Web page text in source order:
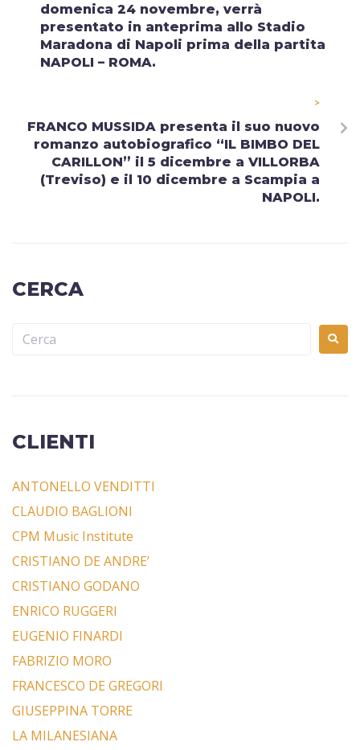
domenica 24 novembre, verrà
presentato in anteprima allo Stadio
Maradona di Napoli prima della partita
NAPOLI – ROMA.
>
FRANCO MUSSIDA presenta il suo nuovo
romanzo autobiografico “IL BIMBO DEL
CARILLON” il 5 dicembre a VILLORBA
(Treviso) e il 10 dicembre a Scampia a
NAPOLI.
CERCA
CLIENTI
ANTONELLO VENDITTI
CLAUDIO BAGLIONI
CPM Music Institute
CRISTIANO DE ANDRE’
CRISTIANO GODANO
ENRICO RUGGERI
EUGENIO FINARDI
FABRIZIO MORO
FRANCESCO DE GREGORI
GIUSEPPINA TORRE
LA MILANESIANA